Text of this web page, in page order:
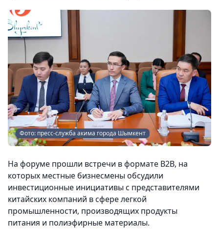
Фото: пресс-служба акима города Шымкент
На форуме прошли встречи в формате B2B, на
которых местные бизнесмены обсудили
инвестиционные инициативы с представителями
китайских компаний в сфере легкой
промышленности, производящих продукты
питания и полиэфирные материалы.